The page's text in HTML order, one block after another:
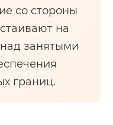
со стороны
на
занятыми
границ.